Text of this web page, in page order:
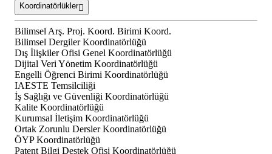
Koordinatörlükler
Bilimsel Arş. Proj. Koord. Birimi Koord.
Bilimsel Dergiler Koordinatörlüğü
Dış İlişkiler Ofisi Genel Koordinatörlüğü
Dijital Veri Yönetim Koordinatörlüğü
Engelli Öğrenci Birimi Koordinatörlüğü
IAESTE Temsilciliği
İş Sağlığı ve Güvenliği Koordinatörlüğü
Kalite Koordinatörlüğü
Kurumsal İletişim Koordinatörlüğü
Ortak Zorunlu Dersler Koordinatörlüğü
ÖYP Koordinatörlüğü
Patent Bilgi Destek Ofisi Koordinatörlüğü